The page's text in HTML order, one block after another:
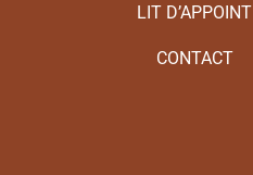
LIT D’APPOINT
CONTACT